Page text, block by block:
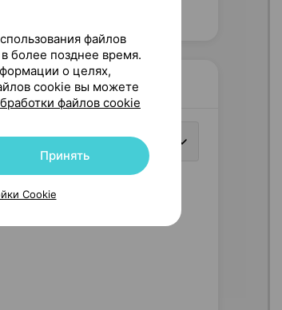
файлов
более позднее время.
о целях,
cookie вы можете
файлов cookie
Принять
Cookie